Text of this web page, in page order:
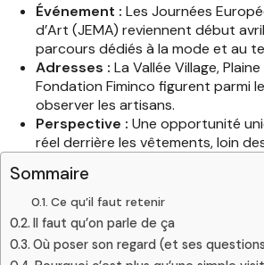
Événement : Les Journées
d’Art (JEMA) reviennent début
parcours dédiés à la mode et au
Adresses : La Vallée Village,
Fondation Fiminco figurent parmi
observer les artisans.
Perspective : Une opportunité
réel derrière les vêtements, loin
Sommaire
Ce qu’il faut retenir
Il faut qu’on parle de ça
Où poser son regard (et ses